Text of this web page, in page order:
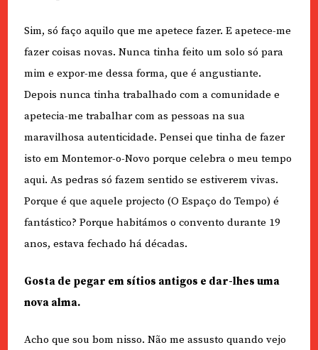
Sim, só faço aquilo que me apetece fazer. E apetece-me
fazer coisas novas. Nunca tinha feito um solo só para
mim e expor-me dessa forma, que é angustiante.
Depois nunca tinha trabalhado com a comunidade e
apetecia-me trabalhar com as pessoas na sua
maravilhosa autenticidade. Pensei que tinha de fazer
isto em Montemor-o-Novo porque celebra o meu tempo
aqui. As pedras só fazem sentido se estiverem vivas.
Porque é que aquele projecto (O Espaço do Tempo) é
fantástico? Porque habitámos o convento durante 19
anos, estava fechado há décadas.
Gosta de pegar em sítios antigos e dar-lhes uma
nova alma.
Acho que sou bom nisso. Não me assusto quando vejo